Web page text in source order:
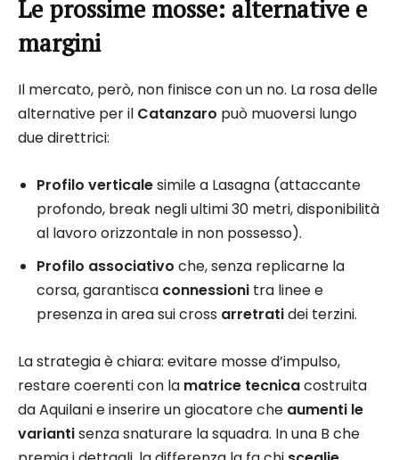
Le prossime mosse: alternative e
margini
Il mercato, però, non finisce con un no. La rosa delle
alternative per il Catanzaro può muoversi lungo
due direttrici:
Profilo verticalesimile a Lasagna (attaccante
profondo, break negli ultimi 30 metri, disponibilità
al lavoro orizzontale in non possesso).
Profilo associativo che, senza replicarne la
corsa, garantisca connessioni tra linee e
presenza in area sui cross arretratidei terzini.
La strategia è chiara: evitare mosse d’impulso,
restare coerenti con la matrice tecnicacostruita
da Aquilani e inserire un giocatore che aumenti le
variantisenza snaturare la squadra. In una B che